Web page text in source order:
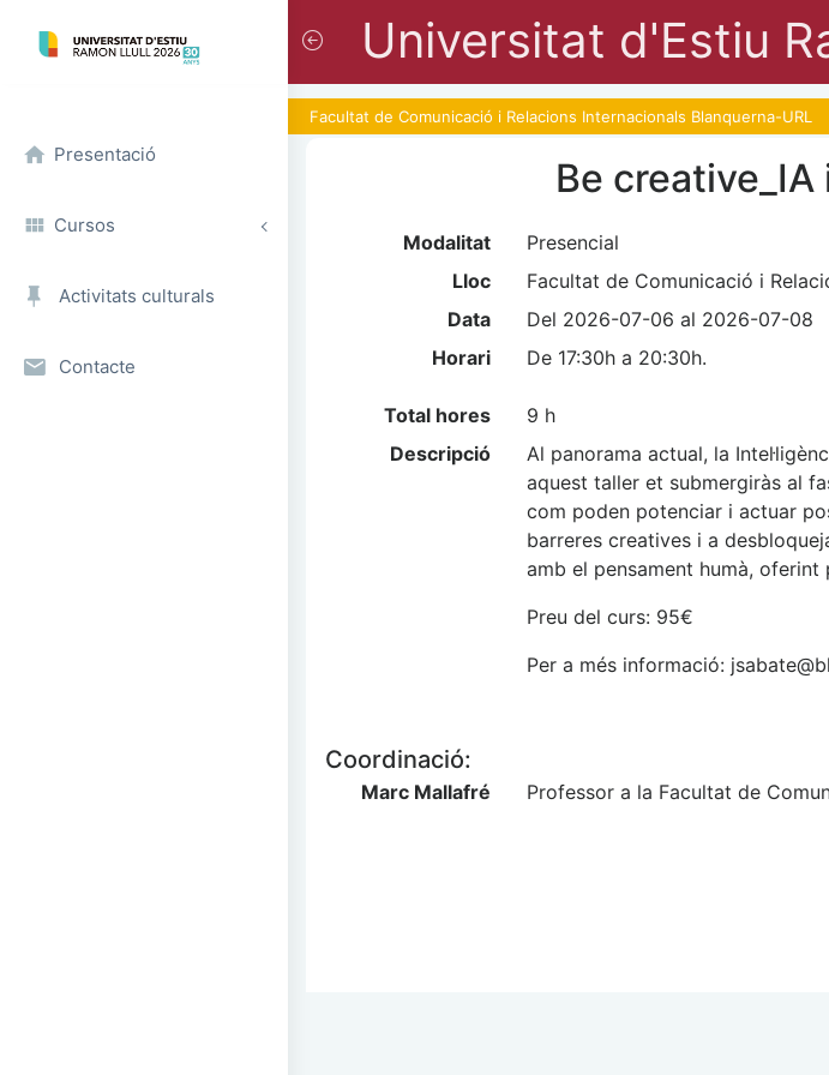
Universitat d'Estiu
Presentació
Cursos
Activitats culturals
Contacte
Facultat de Comunicació i Relacions Internacionals Blanquerna-URL
Be
Modalitat
Presencial
Lloc
Facultat de Comunicació i
Data
Del 2026-07-06 al 2026-07-08
Horari
De 17:30h a 20:30h.
Total hores
9 h
Descripció
Al panorama actual, la
aquest taller et submergiràs al
com poden potenciar i actuar
barreres creatives i a
amb el pensament humà,
Preu del curs: 95€
Per a més informació:
Coordinació:
Marc Mallafré Professor a la Facultat de